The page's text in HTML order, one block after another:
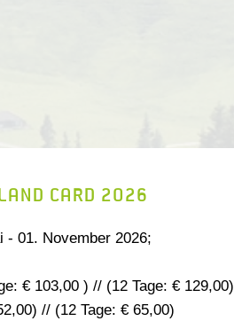
CARD 2026
- 01. November 2026;
€ 103,00 ) // (12 Tage: € 129,00)
// (12 Tage: € 65,00)